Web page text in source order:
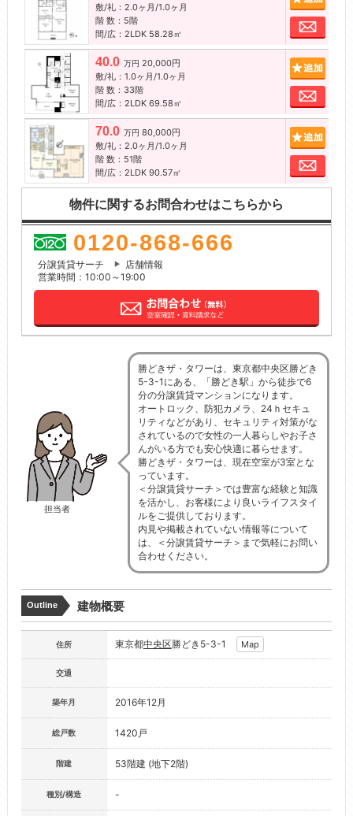
敷/礼：2.0ヶ月/1.0ヶ月
階 数：5階
間/広：2LDK 58.28㎡
お問
40.0 万円 20,000円
敷/礼：1.0ヶ月/1.0ヶ月
階 数：33階
間/広：2LDK 69.58㎡
お問
70.0 万円 80,000円
敷/礼：2.0ヶ月/1.0ヶ月
階 数：51階
間/広：2LDK 90.57㎡
お問
物件に関するお問合わせはこちらから
0120-868-666
分譲賃貸サーチ
店舗情報
営業時間：10:00～19:00
担当者
勝どきザ・タワーは、東京都中央区勝どき
5-3-1にある、「勝どき駅」から徒歩で6
分の分譲賃貸マンションになります。
オートロック、防犯カメラ、24ｈセキュ
リティなどがあり、セキュリティ対策がな
されているので女性の一人暮らしやお子さ
んがいる方でも安心快適に暮らせます。
勝どきザ・タワーは、現在空室が3室とな
っています。
＜分譲賃貸サーチ＞では豊富な経験と知識
を活かし、お客様により良いライフスタイ
ルをご提供しております。
内見や掲載されていない情報等について
は、＜分譲賃貸サーチ＞まで気軽にお問い
合わせください。
Outline 建物概要
住所 東京都中央区勝どき5-3-1 Map
交通
築年月 2016年12月
総戸数 1420戸
階建 53階建 (地下2階)
種別/構造 -